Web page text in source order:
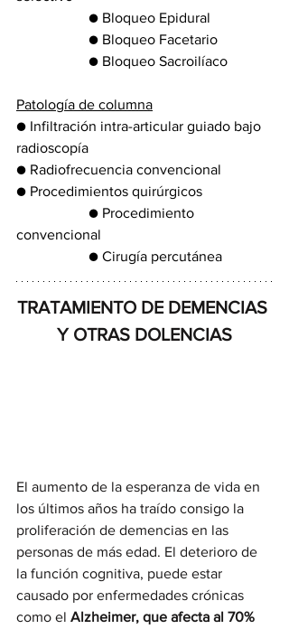
		● Bloqueo Epidural
		● Bloqueo Facetario
		● Bloqueo Sacroilíaco
Patología de columna
● Infiltración intra-articular guiado bajo
radioscopía
● Radiofrecuencia convencional
● Procedimientos quirúrgicos
convencional
		● Cirugía percutánea
TRATAMIENTO DE DEMENCIAS
Y OTRAS DOLENCIAS
El aumento de la esperanza de vida en
los últimos años ha traído consigo la
proliferación de demencias en las
personas de más edad. El deterioro de
la función cognitiva, puede estar
causado por enfermedades crónicas
como el Alzheimer, que afecta al 70%